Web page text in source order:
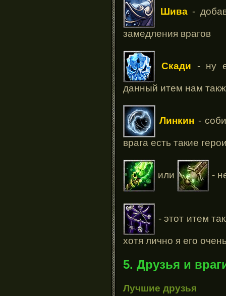
Шива-
замедления врагов
Скади - ну
данный итем нам
Линкин -
врага есть такие
или -
- этот итем
хотя лично я его
5. Друзья и
Лучшие друзья